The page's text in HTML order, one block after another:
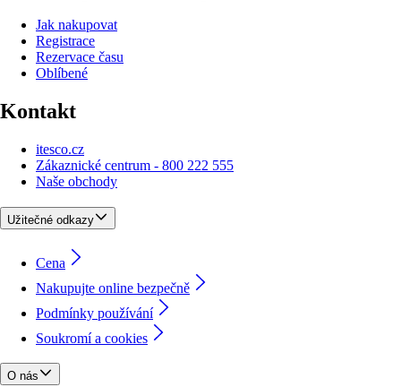
Jak nakupovat
Registrace
Rezervace času
Oblíbené
Kontakt
itesco.cz
Zákaznické centrum - 800 222 555
Naše obchody
Užitečné odkazy
Cena
Nakupujte online bezpečně
Podmínky používání
Soukromí a cookies
O nás